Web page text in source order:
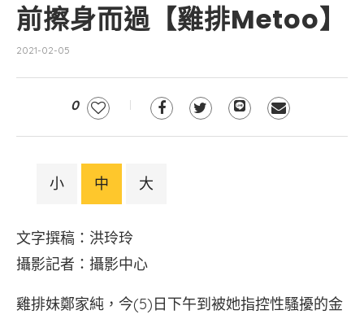
前擦身而過【雞排Metoo】
2021-02-05
0
小 中 大
文字撰稿：洪玲玲
攝影記者：攝影中心
雞排妹鄭家純，今(5)日下午到被她指控性騷擾的金